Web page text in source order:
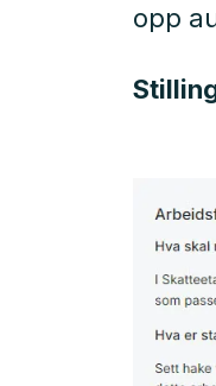
opp